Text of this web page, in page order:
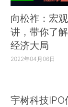
向松祚：宏
讲，带你了
经济大局
2022年04月06日
宇树科技